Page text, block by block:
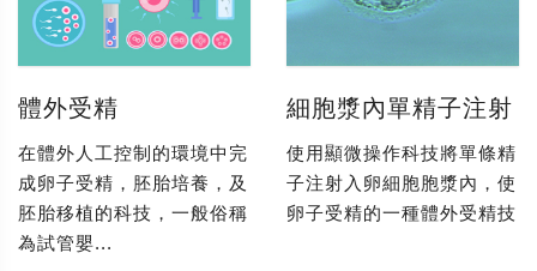
體外受精
在體外人工控制的環境中完
成卵子受精，胚胎培養，及
胚胎移植的科技，一般俗稱
為試管嬰...
細胞漿內單精子注射
使用顯微操作科技將單條精
子注射入卵細胞胞漿內，使
卵子受精的一種體外受精技